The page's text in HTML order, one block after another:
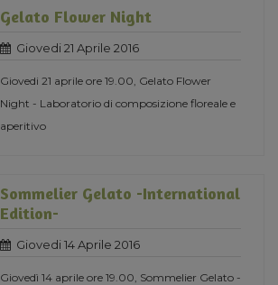
Gelato Flower Night
Giovedi 21 Aprile 2016
Giovedi 21 aprile ore 19.00, Gelato Flower
Night - Laboratorio di composizione floreale e
aperitivo
Sommelier Gelato -International
Edition-
Giovedi 14 Aprile 2016
Giovedì 14 aprile ore 19.00, Sommelier Gelato -